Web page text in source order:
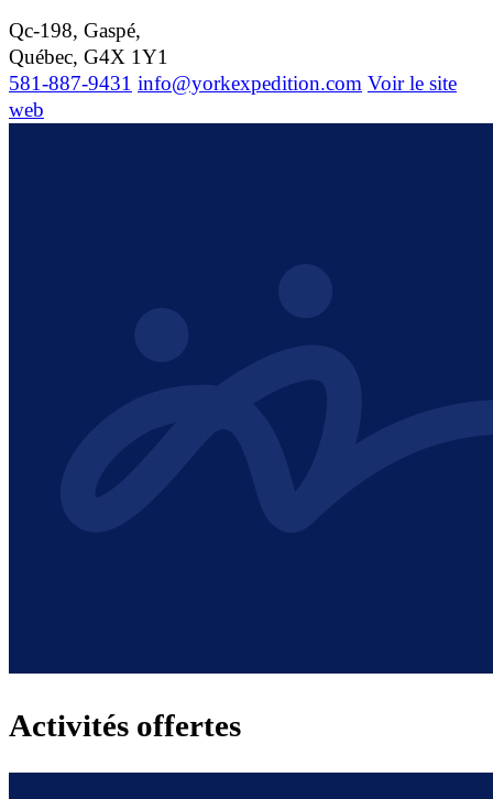
Qc-198, Gaspé,
Québec, G4X 1Y1
581-887-9431 info@yorkexpedition.com Voir le site
web
Activités offertes